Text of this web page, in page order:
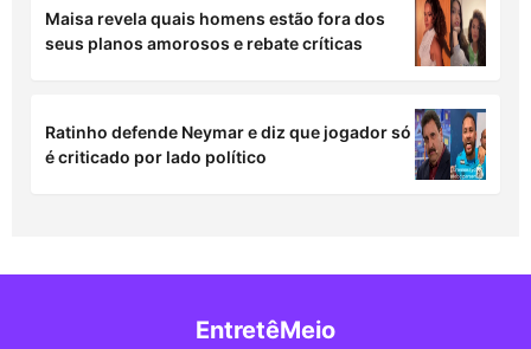
Maisa revela quais homens estão fora dos
seus planos amorosos e rebate críticas
Ratinho defende Neymar e diz que jogador só
é criticado por lado político
EntretêMeio